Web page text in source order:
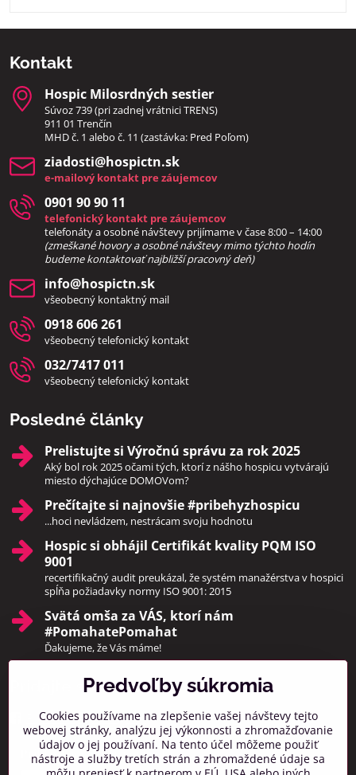
Kontakt
Hospic Milosrdných sestier
Súvoz 739 (pri zadnej vrátnici TRENS)
911 01 Trenčín
MHD č. 1 alebo č. 11 (zastávka: Pred Poľom)
ziadosti​@hospictn​.sk
e-mailový kontakt pre záujemcov
0901 90 90 11
telefonický kontakt pre záujemcov
telefonáty a osobné návštevy prijímame v čase 8:00 – 14:00
(zmeškané hovory a osobné návštevy mimo týchto hodín
budeme kontaktovať najbližší pracovný deň)
info​@hospictn​.sk
všeobecný kontaktný mail
0918 606 261
všeobecný telefonický kontakt
032/7417 011
všeobecný telefonický kontakt
Posledné články
Prelistujte si Výročnú správu za rok 2025
Aký bol rok 2025 očami tých, ktorí z nášho hospicu vytvárajú
miesto dýchajúce DOMOVom?
Prečítajte si najnovšie #pribehyzhospicu
...hoci nevládzem, nestrácam svoju hodnotu
Hospic si obhájil Certifikát kvality PQM ISO
9001
recertifikačný audit preukázal, že systém manažérstva v hospici
spĺňa požiadavky normy ISO 9001: 2015
Svätá omša za VÁS, ktorí nám
#PomahatePomahat
Ďakujeme, že Vás máme!
Pridajte sa k nám
Facebook Instagram
Prihlásiť na odber noviniek
Predvoľby súkromia
Cookies používame na zlepšenie vašej návštevy tejto
webovej stránky, analýzu jej výkonnosti a zhromažďovanie
údajov o jej používaní. Na tento účel môžeme použiť
nástroje a služby tretích strán a zhromaždené údaje sa